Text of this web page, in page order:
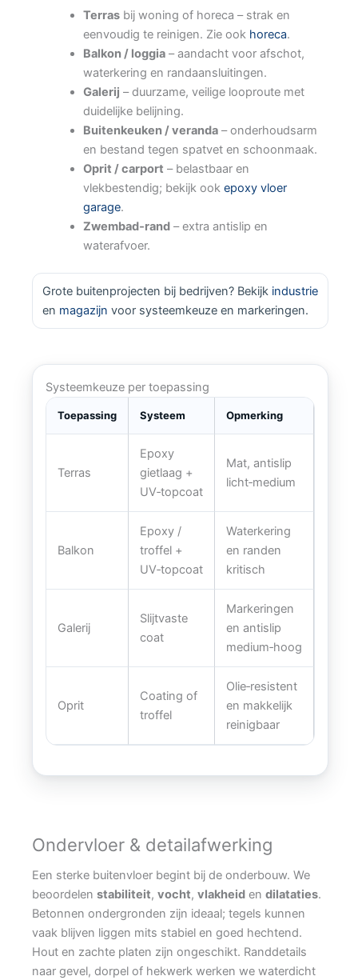
Terrasbij woning of horeca – strak en
eenvoudig te reinigen. Zie ook horeca.
Balkon / loggia– aandacht voor afschot,
waterkering en randaansluitingen.
Galerij – duurzame, veilige looproute met
duidelijke belijning.
Buitenkeuken / veranda– onderhoudsarm
en bestand tegen spatvet en schoonmaak.
Oprit / carport – belastbaar en
vlekbestendig; bekijk ook epoxy vloer
garage.
Zwembad‑rand– extra antislip en
waterafvoer.
Grote buitenprojecten bij bedrijven? Bekijk industrie
en magazijn voor systeemkeuze en markeringen.
Systeemkeuze per toepassing
Toepassing Systeem Opmerking
Terras
Epoxy
gietlaag +
UV‑topcoat
Mat, antislip
licht‑medium
Balkon
Epoxy /
troffel +
UV‑topcoat
Waterkering
en randen
kritisch
Galerij
Slijtvaste
coat
Markeringen
en antislip
medium‑hoog
Oprit
Coating of
troffel
Olie‑resistent
en makkelijk
reinigbaar
Ondervloer & detailafwerking
Een sterke buitenvloer begint bij de onderbouw. We
beoordelen stabiliteit, vocht, vlakheid en dilataties.
Betonnen ondergronden zijn ideaal; tegels kunnen
vaak blijven liggen mits stabiel en goed hechtend.
Hout en zachte platen zijn ongeschikt. Randdetails
naar gevel, dorpel of hekwerk werken we waterdicht